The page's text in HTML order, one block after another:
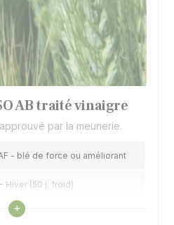
AB traité vinaigre
par la meunerie.
- blé de force ou améliorant
Hiver (50 j. froid)
- 1/2 tardif à 1/2 précoce
Voir les caractéristiques
+